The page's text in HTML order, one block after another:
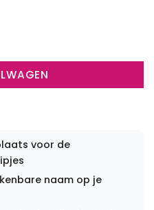
voor de
naam op je